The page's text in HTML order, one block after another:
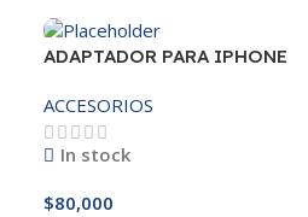
ADAPTADOR PARA IPHONE
ACCESORIOS
In stock
$80,000